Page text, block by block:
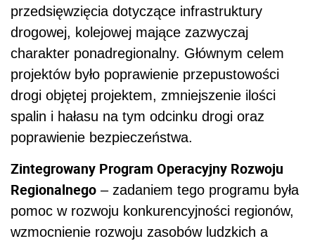
przedsięwzięcia dotyczące infrastruktury
drogowej, kolejowej mające zazwyczaj
charakter ponadregionalny. Głównym celem
projektów było poprawienie przepustowości
drogi objętej projektem, zmniejszenie ilości
spalin i hałasu na tym odcinku drogi oraz
poprawienie bezpieczeństwa.
Zintegrowany Program Operacyjny Rozwoju
Regionalnego – zadaniem tego programu była
pomoc w rozwoju konkurencyjności regionów,
wzmocnienie rozwoju zasobów ludzkich a